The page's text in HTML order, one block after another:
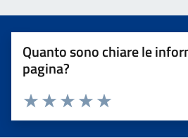
Quanto sono chiare le
pagina?
Valuta 5 stelle su 5
Valuta 4 stelle su 5
Valuta 3 stelle su 5
Valuta 2 stelle su 5
Valuta 1 stelle su 5